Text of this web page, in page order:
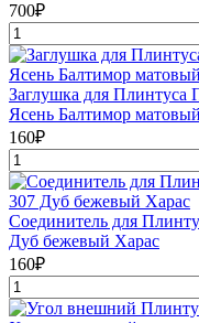
700₽
Заглушка для
Ясень Балтимор матовый
160₽
Соединитель для
Дуб бежевый Харас
160₽